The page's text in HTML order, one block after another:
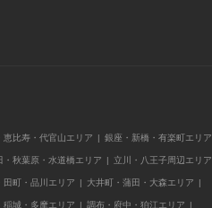
恵比寿・代官山エリア 銀座・新橋・有楽町エリア
・秋葉原・水道橋エリア 立川・八王子周辺エリア
田町・品川エリア 大井町・蒲田・大森エリア
稲城・多摩エリア 調布・府中・狛江エリア